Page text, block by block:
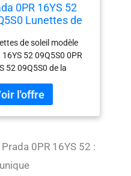
0PR 16YS 52
Lunettes de
Multicolore
unique
de soleil modèle
16YS 52 09Q5S0 0PR
52 09Q5S0 de la
de cette marque
fabriqués avec les
de la meilleure
0PR 16YS 52 :